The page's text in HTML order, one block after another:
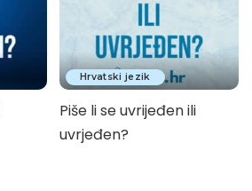
Hrvatski jezik
Piše li se uvrijeđen ili
uvrjeđen?